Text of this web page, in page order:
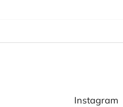
Instagram